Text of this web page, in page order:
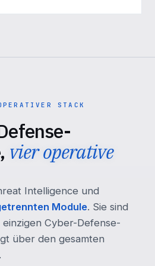
STACK
vier operative
Intelligence und
Module. Sie sind
Cyber-Defense-
über den gesamten